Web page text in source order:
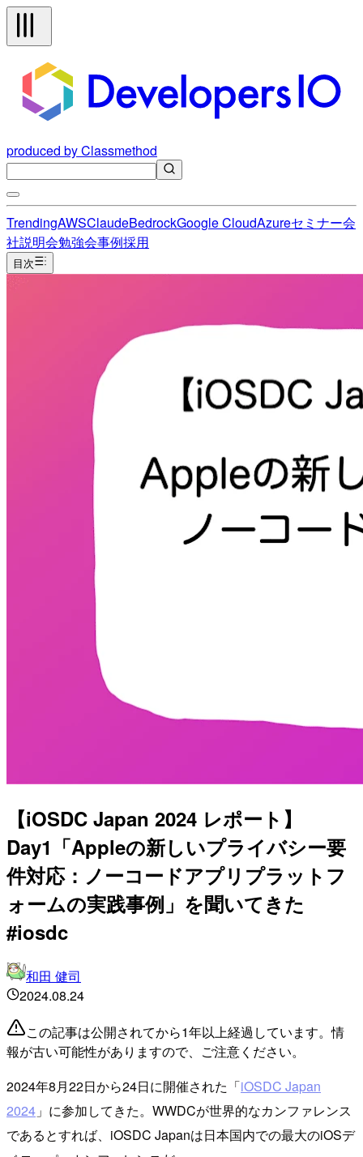
produced by Classmethod
TrendingAWSClaudeBedrockGoogle CloudAzureセミナー会
社説明会勉強会事例採用
目次
【iOSDC Japan 2024 レポート】
Day1「Appleの新しいプライバシー要
件対応：ノーコードアプリプラットフ
ォームの実践事例」を聞いてきた
#iosdc
和田 健司
2024.08.24
この記事は公開されてから1年以上経過しています。情
報が古い可能性がありますので、ご注意ください。
2024年8月22日から24日に開催された「iOSDC Japan
2024 」に参加してきた。WWDCが世界的なカンファレンス
であるとすれば、iOSDC Japanは日本国内での最大のiOSデ